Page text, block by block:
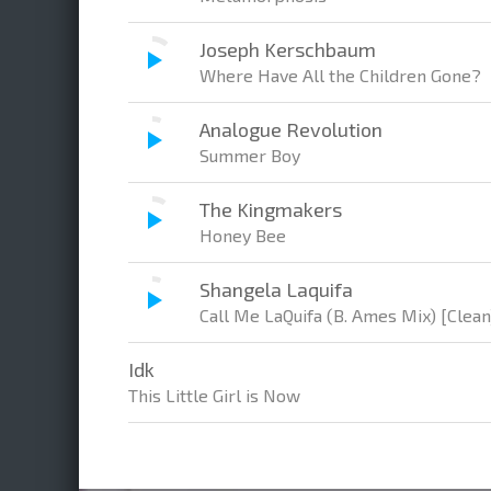
Joseph Kerschbaum
Where Have All the Children Gone?
Analogue Revolution
Summer Boy
The Kingmakers
Honey Bee
Shangela Laquifa
Call Me LaQuifa (B. Ames Mix)
Idk
This Little Girl is Now